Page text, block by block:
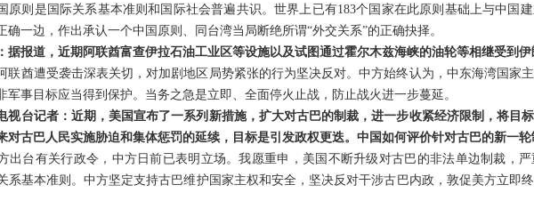
原则是国际关系基本准则和国际社会普遍共识。世界上已有183个国家在此原则基础上与中国
确一边，作出承认一个中国原则、同台湾当局断绝所谓“外交关系”的正确抉择。
据报道，近期阿联酋富查伊拉石油工业区等设施以及试图通过霍尔木兹海峡的油轮等相继受到
联酋遭受袭击深表关切，对加剧地区局势紧张的行为坚决反对。中方始终认为，中东海湾国家
军事目标应当得到保护。当务之急是立即、全面停火止战，防止战火进一步蔓延。
视台记者：近期，美国宣布了一系列新措施，扩大对古巴的制裁，进一步收紧经济限制，将目
对古巴人民实施胁迫和集体惩罚的延续，目标是引发政权更迭。中国如何评价针对古巴的新一轮
出台有关行政令，中方日前已表明立场。我愿重申，美国不断升级对古巴的非法单边制裁，
系基本准则。中方坚定支持古巴维护国家主权和安全，坚决反对干涉古巴内政，敦促美方立即